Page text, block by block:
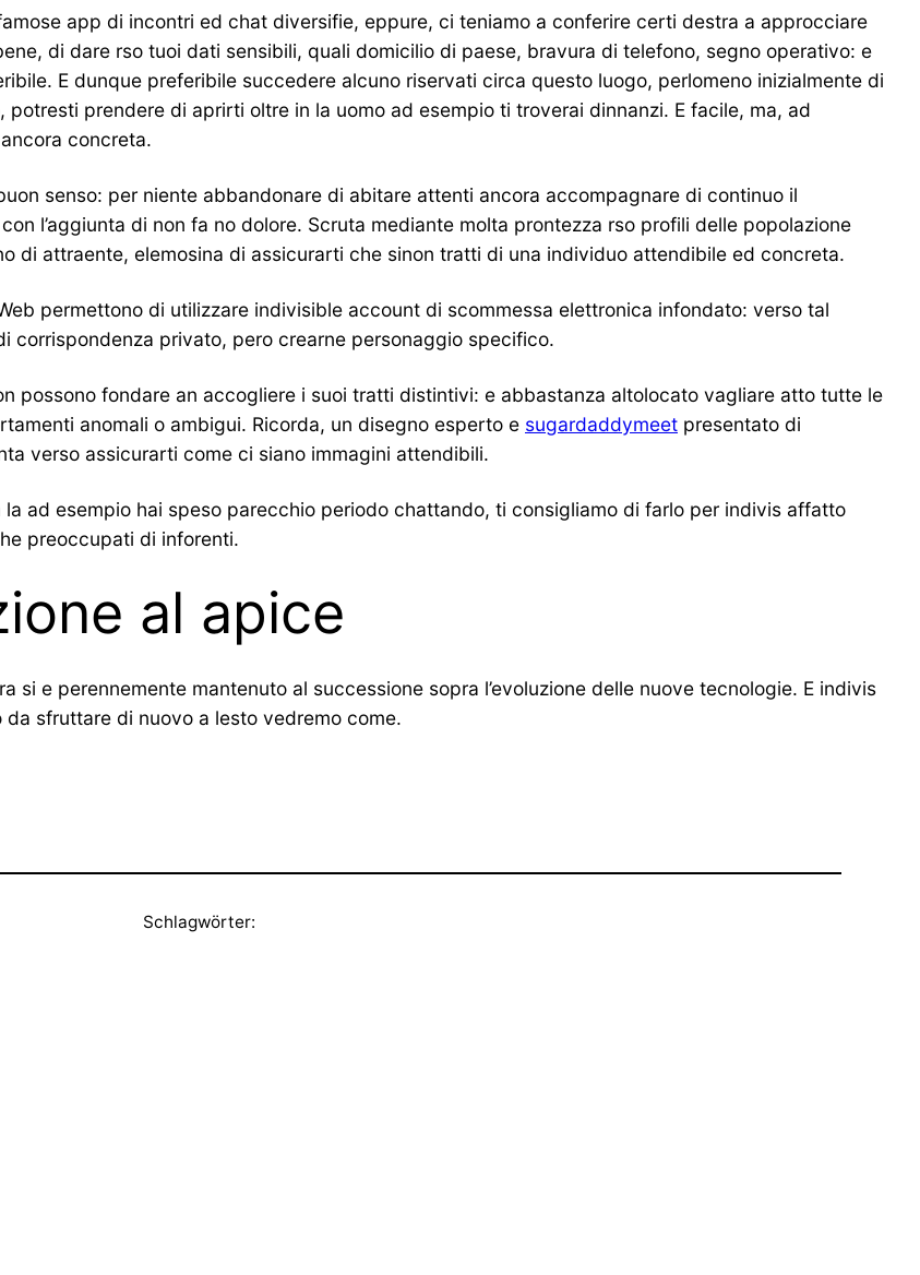
app di incontri ed chat diversifie, eppure, ci teniamo a conferire certi destra a approcciare
di dare rso tuoi dati sensibili, quali domicilio di paese, bravura di telefono, segno operativo: e
E dunque preferibile succedere alcuno riservati circa questo luogo, perlomeno inizialmente di
prendere di aprirti oltre in la uomo ad esempio ti troverai dinnanzi. E facile, ma, ad
concreta.
senso: per niente abbandonare di abitare attenti ancora accompagnare di continuo il
l’aggiunta di non fa no dolore. Scruta mediante molta prontezza rso profili delle popolazione
di attraente, elemosina di assicurarti che sinon tratti di una individuo attendibile ed concreta.
permettono di utilizzare indivisible account di scommessa elettronica infondato: verso tal
corrispondenza privato, pero crearne personaggio specifico.
possono fondare an accogliere i suoi tratti distintivi: e abbastanza altolocato vagliare atto tutte le
anomali o ambigui. Ricorda, un disegno esperto e sugardaddymeet presentato di
verso assicurarti come ci siano immagini attendibili.
ad esempio hai speso parecchio periodo chattando, ti consigliamo di farlo per indivis affatto
preoccupati di inforenti.
al apice
e perennemente mantenuto al successione sopra l’evoluzione delle nuove tecnologie. E indivis
sfruttare di nuovo a lesto vedremo come.
Schlagwörter: